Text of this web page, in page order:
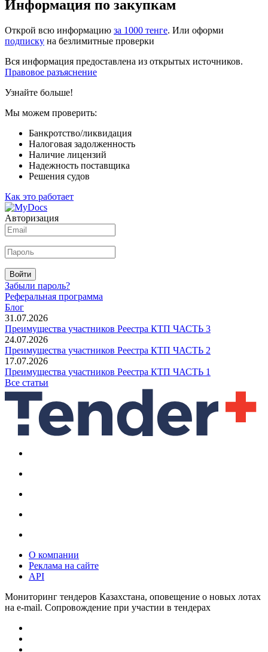
Информация по закупкам
Открой всю информацию за 1000 тенге. Или оформи
подписку на безлимитные проверки
Вся информация предоставлена из открытых источников.
Правовое разъяснение
Узнайте больше!
Мы можем проверить:
Банкротство/ликвидация
Налоговая задолженность
Наличие лицензий
Надежность поставщика
Решения судов
Как это работает
Авторизация
Войти
Забыли пароль?
Реферальная программа
Блог
31.07.2026
Преимущества участников Реестра КТП ЧАСТЬ 3
24.07.2026
Преимущества участников Реестра КТП ЧАСТЬ 2
17.07.2026
Преимущества участников Реестра КТП ЧАСТЬ 1
Все статьи
О компании
Реклама на сайте
API
Мониторинг тендеров Казахстана, оповещение о новых лотах
на e-mail. Сопровождение при участии в тендерах